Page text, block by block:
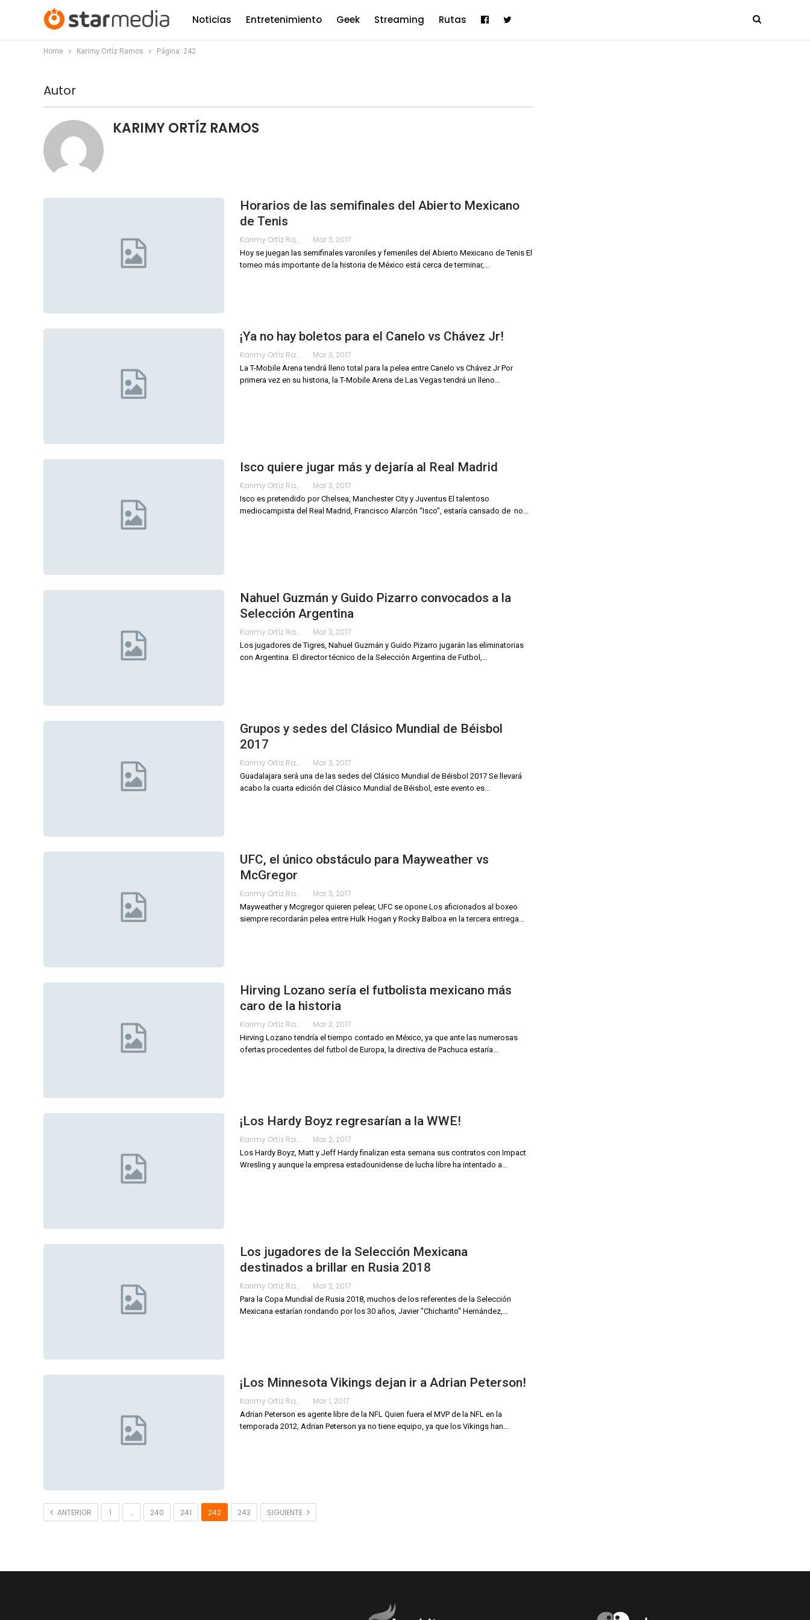
Noticias Entretenimiento Geek Streaming Rutas
Home Karimy Ortíz Ramos Página: 242
Autor
KARIMY ORTÍZ RAMOS
Horarios de las semifinales del Abierto Mexicano
de Tenis
Karimy Ortíz Ramos Mar 3, 2017
Hoy se juegan las semifinales varoniles y femeniles del Abierto Mexicano de Tenis El
torneo más importante de la historia de México está cerca de terminar,…
¡Ya no hay boletos para el Canelo vs Chávez Jr!
Karimy Ortíz Ramos Mar 3, 2017
La T-Mobile Arena tendrá lleno total para la pelea entre Canelo vs Chávez Jr Por
primera vez en su historia, la T-Mobile Arena de Las Vegas tendrá un lleno…
Isco quiere jugar más y dejaría al Real Madrid
Karimy Ortíz Ramos Mar 3, 2017
Isco es pretendido por Chelsea, Manchester City y Juventus El talentoso
mediocampista del Real Madrid, Francisco Alarcón “Isco”, estaría cansado de no…
Nahuel Guzmán y Guido Pizarro convocados a la
Selección Argentina
Karimy Ortíz Ramos Mar 3, 2017
Los jugadores de Tigres, Nahuel Guzmán y Guido Pizarro jugarán las eliminatorias
con Argentina. El director técnico de la Selección Argentina de Futbol,…
Grupos y sedes del Clásico Mundial de Béisbol
2017
Karimy Ortíz Ramos Mar 3, 2017
Guadalajara será una de las sedes del Clásico Mundial de Béisbol 2017 Se llevará
acabo la cuarta edición del Clásico Mundial de Béisbol, este evento es…
UFC, el único obstáculo para Mayweather vs
McGregor
Karimy Ortíz Ramos Mar 3, 2017
Mayweather y Mcgregor quieren pelear, UFC se opone Los aficionados al boxeo
siempre recordarán pelea entre Hulk Hogan y Rocky Balboa en la tercera entrega…
Hirving Lozano sería el futbolista mexicano más
caro de la historia
Karimy Ortíz Ramos Mar 2, 2017
Hirving Lozano tendría el tiempo contado en México, ya que ante las numerosas
ofertas procedentes del futbol de Europa, la directiva de Pachuca estaría…
¡Los Hardy Boyz regresarían a la WWE!
Karimy Ortíz Ramos Mar 2, 2017
Los Hardy Boyz, Matt y Jeff Hardy finalizan esta semana sus contratos con Impact
Wresling y aunque la empresa estadounidense de lucha libre ha intentado a…
Los jugadores de la Selección Mexicana
destinados a brillar en Rusia 2018
Karimy Ortíz Ramos Mar 2, 2017
Para la Copa Mundial de Rusia 2018, muchos de los referentes de la Selección
Mexicana estarían rondando por los 30 años, Javier "Chicharito" Hernández,…
¡Los Minnesota Vikings dejan ir a Adrian Peterson!
Karimy Ortíz Ramos Mar 1, 2017
Adrian Peterson es agente libre de la NFL Quien fuera el MVP de la NFL en la
temporada 2012, Adrian Peterson ya no tiene equipo, ya que los Vikings han…
ANTERIOR 1 … 240 241 242 243 SIGUIENTE